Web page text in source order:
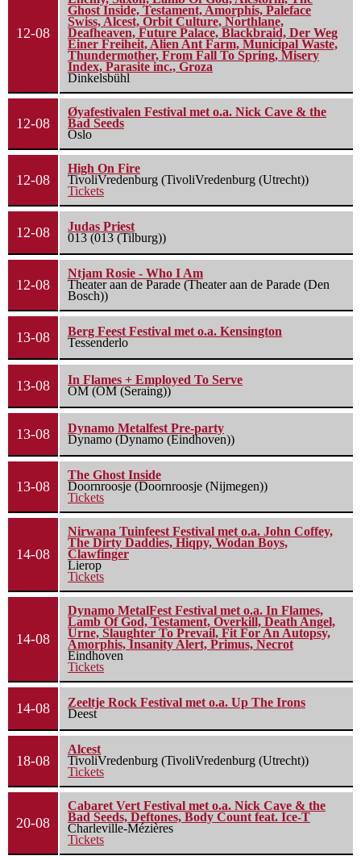
12-08
Ghost Inside, Testament, Amorphis, Paleface
Swiss, Alcest, Orbit Culture, Northlane,
Deafheaven, Future Palace, Blackbraid, Der Weg
Einer Freiheit, Alien Ant Farm, Municipal Waste,
Thundermother, From Fall To Spring, Misery
Index, Parasite inc., Groza
Dinkelsbühl
12-08
Øyafestivalen Festival met o.a. Nick Cave & the
Bad Seeds
Oslo
12-08
High On Fire
TivoliVredenburg (TivoliVredenburg (Utrecht))
Tickets
12-08
Judas Priest
013 (013 (Tilburg))
12-08
Ntjam Rosie - Who I Am
Theater aan de Parade (Theater aan de Parade (Den
Bosch))
13-08
Berg Feest Festival met o.a. Kensington
Tessenderlo
13-08
In Flames + Employed To Serve
OM (OM (Seraing))
13-08
Dynamo Metalfest Pre-party
Dynamo (Dynamo (Eindhoven))
13-08
The Ghost Inside
Doornroosje (Doornroosje (Nijmegen))
Tickets
14-08
Nirwana Tuinfeest Festival met o.a. John Coffey,
The Dirty Daddies, Hiqpy, Wodan Boys,
Clawfinger
Lierop
Tickets
14-08
Dynamo MetalFest Festival met o.a. In Flames,
Lamb Of God, Testament, Overkill, Death Angel,
Urne, Slaughter To Prevail, Fit For An Autopsy,
Amorphis, Insanity Alert, Primus, Necrot
Eindhoven
Tickets
14-08
Zeeltje Rock Festival met o.a. Up The Irons
Deest
18-08
Alcest
TivoliVredenburg (TivoliVredenburg (Utrecht))
Tickets
20-08
Cabaret Vert Festival met o.a. Nick Cave & the
Bad Seeds, Deftones, Body Count feat. Ice-T
Charleville-Mézières
Tickets